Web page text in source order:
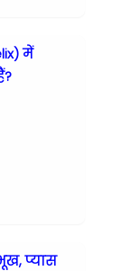
में
प्यास